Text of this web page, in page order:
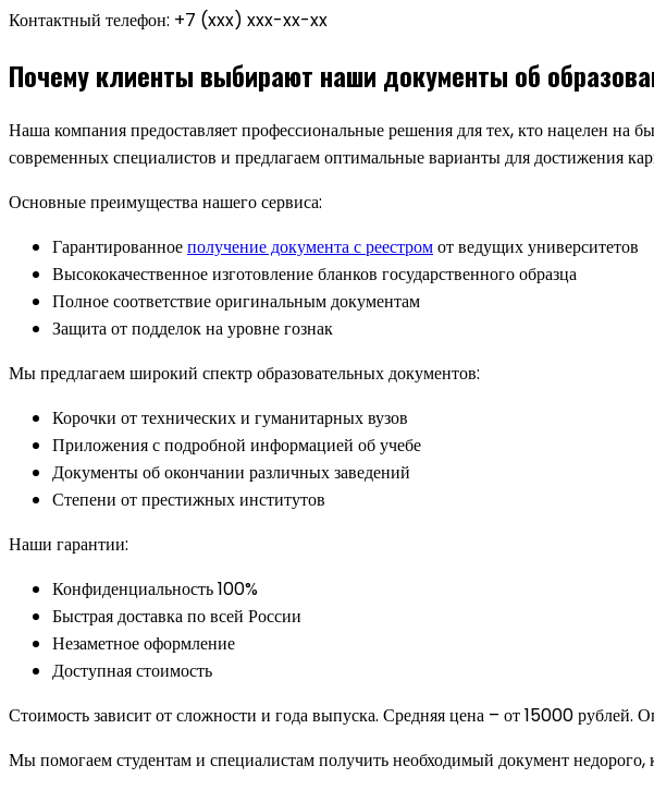
Контактный телефон: +7 (xxx) xxx-xx-xx
Почему клиенты выбирают наши документы об
Наша компания предоставляет профессиональные решения для тех, кто нацелен
современных специалистов и предлагаем оптимальные варианты для достижения
Основные преимущества нашего сервиса:
Гарантированноеполучение документа с реестромот ведущих университетов
Высококачественное изготовление бланков государственного образца
Полное соответствие оригинальным документам
Защита от подделок на уровне гознак
Мы предлагаем широкий спектр образовательных документов:
Корочки от технических и гуманитарных вузов
Приложения с подробной информацией об учебе
Документы об окончании различных заведений
Степени от престижных институтов
Наши гарантии:
Конфиденциальность 100%
Быстрая доставка по всей России
Незаметное оформление
Доступная стоимость
Стоимость зависит от сложности и года выпуска. Средняя цена – от 15000 рублей.
Мы помогаем студентам и специалистам получить необходимый документ